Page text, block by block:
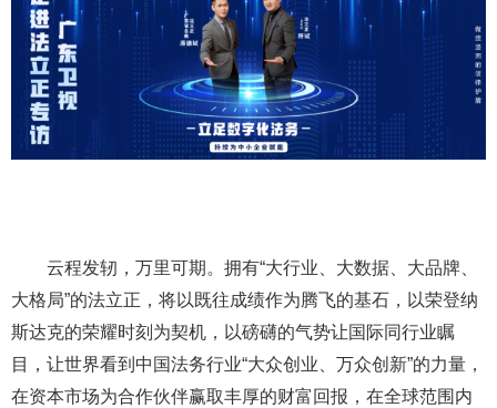
云程发轫，万里可期。拥有“大行业、大数据、大品牌、
大格局”的法立正，将以既往成绩作为腾飞的基石，以荣登纳
斯达克的荣耀时刻为契机，以磅礴的气势让国际同行业瞩
目，让世界看到中国法务行业“大众创业、万众创新”的力量，
在资本市场为合作伙伴赢取丰厚的财富回报，在全球范围内